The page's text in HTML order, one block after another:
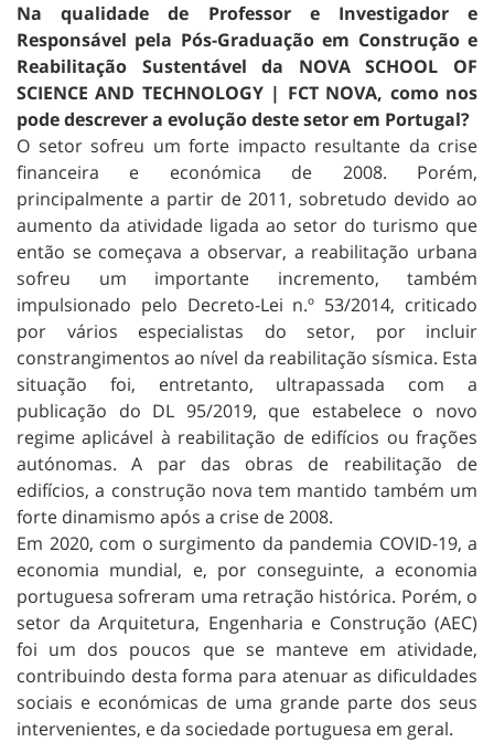
Na qualidade de Professor e Investigador e
Responsável pela Pós-Graduação em Construção e
Reabilitação Sustentável da NOVA SCHOOL OF
SCIENCE AND TECHNOLOGY | FCT NOVA, como nos
pode descrever a evolução deste setor em Portugal?
O setor sofreu um forte impacto resultante da crise
financeira e económica de 2008. Porém,
principalmente a partir de 2011, sobretudo devido ao
aumento da atividade ligada ao setor do turismo que
então se começava a observar, a reabilitação urbana
sofreu um importante incremento, também
impulsionado pelo Decreto-Lei n.º 53/2014, criticado
por vários especialistas do setor, por incluir
constrangimentos ao nível da reabilitação sísmica. Esta
situação foi, entretanto, ultrapassada com a
publicação do DL 95/2019, que estabelece o novo
regime aplicável à reabilitação de edifícios ou frações
autónomas. A par das obras de reabilitação de
edifícios, a construção nova tem mantido também um
forte dinamismo após a crise de 2008.
Em 2020, com o surgimento da pandemia COVID-19, a
economia mundial, e, por conseguinte, a economia
portuguesa sofreram uma retração histórica. Porém, o
setor da Arquitetura, Engenharia e Construção (AEC)
foi um dos poucos que se manteve em atividade,
contribuindo desta forma para atenuar as dificuldades
sociais e económicas de uma grande parte dos seus
intervenientes, e da sociedade portuguesa em geral.